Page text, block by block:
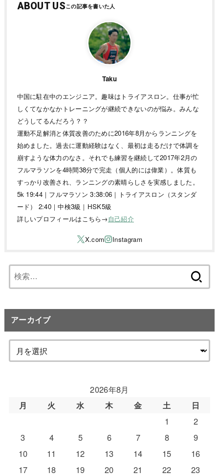
ABOUT US
Taku
中国に駐在中のエンジニア。趣味はトライアスロン。仕事が忙
しくてなかなかトレーニングが継続できないのが悩み。みんな
どうしてるんだろう？？
運動不足解消と体質改善のために2016年8月からランニングを
始めました。過去に運動経験はなく、最初は走るだけで体調を
崩すような体力のなさ。それでも練習を継続して2017年2月の
フルマラソンを4時間38分で完走（個人的には偉業）。体質も
すっかり改善され、ランニングの素晴らしさを実感しました。
5k 19:44｜フルマラソン 3:38:06｜トライアスロン（スタンダ
ード） 2:40｜中検3級｜HSK5級
詳しいプロフィールはこちら→自己紹介
索:
アーカイブ
2026年8月
月
火 水 木 金 土
日
1
2
3
4 5 6 7 8
9
10
11 12 13 14 15
16
17
18 19 20 21 22 23